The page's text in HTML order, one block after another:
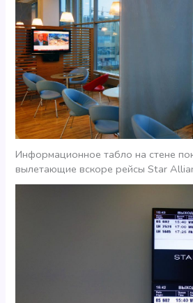
Информационное табло на стене
вылетающие вскоре рейсы Star